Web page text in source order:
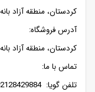
کردستان، منطقه آزاد
آدرس فروشگاه:
کردستان، منطقه آزاد
تماس با ما:
تلفن گویا: 02128429884